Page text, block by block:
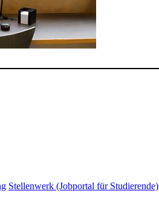
Stellenwerk (Jobportal für Studierende)